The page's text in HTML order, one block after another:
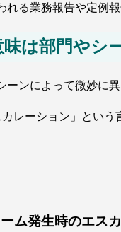
れる業務報告や定例
は部門やシ
ーンによって微妙に
レーション」とい
ム発生時のエス